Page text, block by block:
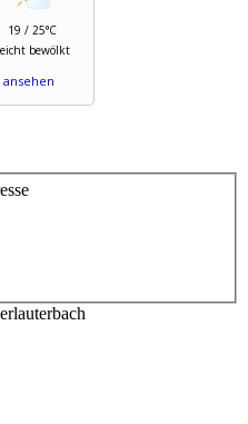
19 / 25°C
bewölkt